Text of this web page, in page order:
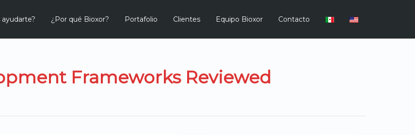
¿Por qué Bioxor? Portafolio Clientes Equipo Bioxor Contacto
Frameworks Reviewed